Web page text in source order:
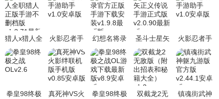
猎人x猎人全
职猎人正版
手游不删档
版v1.2.71
火影忍者手
游助手v1.0
安卓版
幻想名将录
官方正版手
游下载安装
v1.9.8最新
圣斗士星矢
正义传说手
游正式版
v2.0.90最新
版
火影忍者手
游助手v1.0
安卓版
拳皇98终极
真死神VS火
拳皇98终极
双截龙2无
镇魂街武神